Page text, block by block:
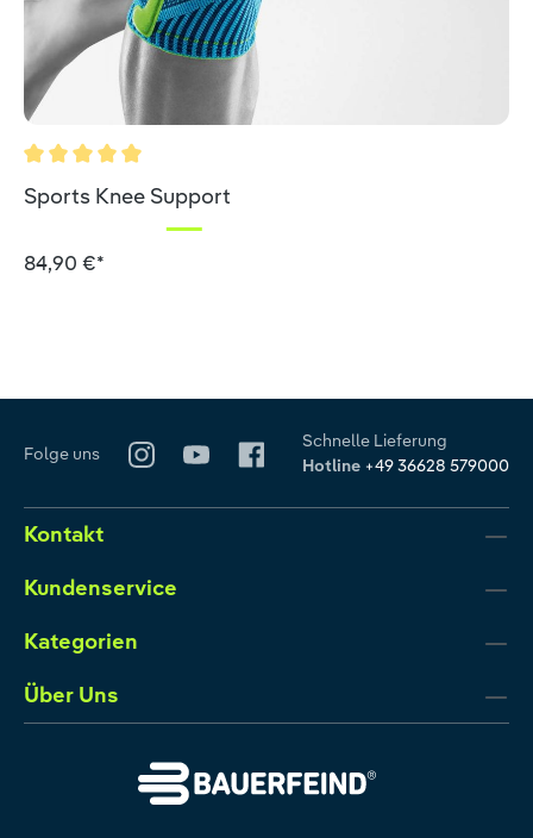
Durchschnittliche Bewertung von 5 von 5 Sternen
Sports Knee Support
84,90 €*
Folge uns
Schnelle Lieferung
Hotline +49 36628 579000
Kontakt
Kundenservice
Kategorien
Über Uns